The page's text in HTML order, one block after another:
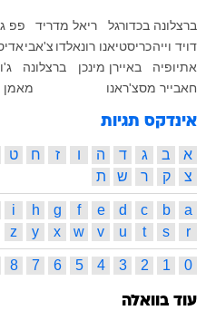
ברצלונה בכדורגל ריאל מדריד פפ
דויד וייהכריסטיאנו רונאלדו צ'אבי
אתיופיה
באיירן מינכן ברצלונה
חאבייר מסצ'ראנו
מאמן
אינדקס תגיות
א ב ג ד ה ו ז ח ט
צ
ק ר ש ת
a
b
c
d
e
f
g
h
i
r
s
t
u
v
w
x
y
z
0
1
2
3
4
5
6
7
8
עוד בוואלה